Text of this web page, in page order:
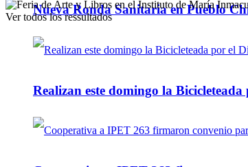
Nueva Ronda Sanitaria en Pueblo
Realizan este domingo la
Ver todos los ressultados